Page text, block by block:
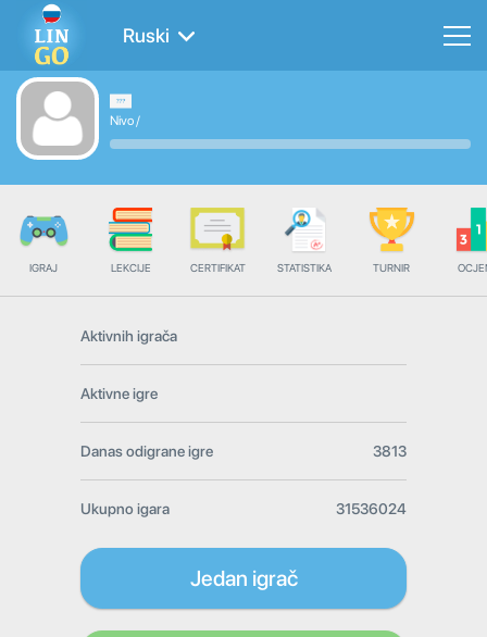
Ruski
Nivo/
IGRAJ LEKCIJE CERTIFIKAT STATISTIKA TURNIR
Aktivnih igrača
Aktivne igre
Danas odigrane igre 3813
Ukupno igara 31536024
Jedan igrač